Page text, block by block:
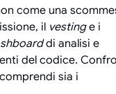
come una
il vestinge i
di analisi e
del codice.
sia i